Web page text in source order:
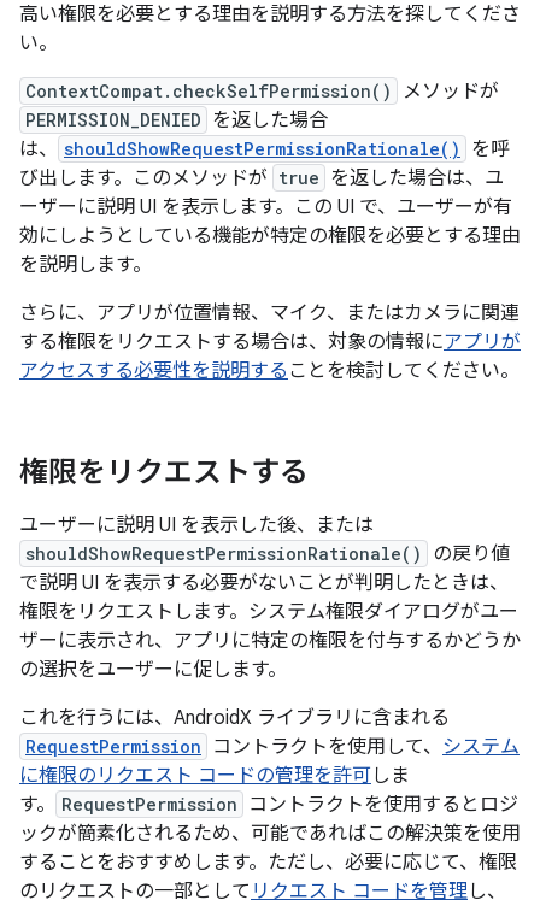
高い権限を必要とする理由を説明する方法を探してくださ
い。
ContextCompat.checkSelfPermission() メソッドが
PERMISSION_DENIED を返した場合
は、
shouldShowRequestPermissionRationale()
を呼
び出します。このメソッドが true を返した場合は、ユ
ーザーに説明 UI を表示します。この UI で、ユーザーが有
効にしようとしている機能が特定の権限を必要とする理由
を説明します。
さらに、アプリが位置情報、マイク、またはカメラに関連
する権限をリクエストする場合は、対象の情報にアプリが
アクセスする必要性を説明する ことを検討してください。
権限をリクエストする
ユーザーに説明 UI を表示した後、または
shouldShowRequestPermissionRationale()
の戻り値
で説明 UI を表示する必要がないことが判明したときは、
権限をリクエストします。システム権限ダイアログがユー
ザーに表示され、アプリに特定の権限を付与するかどうか
の選択をユーザーに促します。
これを行うには、AndroidX ライブラリに含まれる
RequestPermission コントラクトを使用して、 システム
に権限のリクエスト コードの管理を許可しま
す。
RequestPermission
コントラクトを使用するとロジ
ックが簡素化されるため、可能であればこの解決策を使用
することをおすすめします。ただし、必要に応じて、権限
のリクエストの一部として リクエスト コードを管理し、